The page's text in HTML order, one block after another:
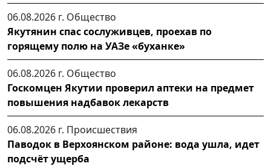
06.08.2026 г. Общество
Якутянин спас сослуживцев, проехав по
горящему полю на УАЗе «буханке»
06.08.2026 г. Общество
Госкомцен Якутии проверил аптеки на предмет
повышения надбавок лекарств
06.08.2026 г. Происшествия
Паводок в Верхоянском районе: вода ушла, идет
подсчёт ущерба